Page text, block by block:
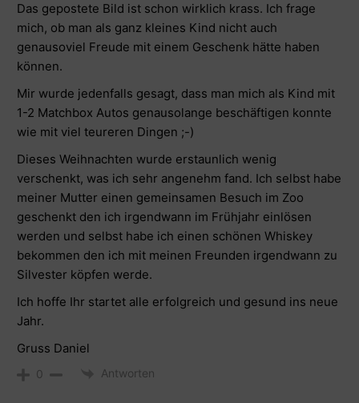
Das gepostete Bild ist schon wirklich krass. Ich frage
mich, ob man als ganz kleines Kind nicht auch
genausoviel Freude mit einem Geschenk hätte haben
können.
Mir wurde jedenfalls gesagt, dass man mich als Kind mit
1-2 Matchbox Autos genausolange beschäftigen konnte
wie mit viel teureren Dingen ;-)
Dieses Weihnachten wurde erstaunlich wenig
verschenkt, was ich sehr angenehm fand. Ich selbst habe
meiner Mutter einen gemeinsamen Besuch im Zoo
geschenkt den ich irgendwann im Frühjahr einlösen
werden und selbst habe ich einen schönen Whiskey
bekommen den ich mit meinen Freunden irgendwann zu
Silvester köpfen werde.
Ich hoffe Ihr startet alle erfolgreich und gesund ins neue
Jahr.
Gruss Daniel
0 Antworten